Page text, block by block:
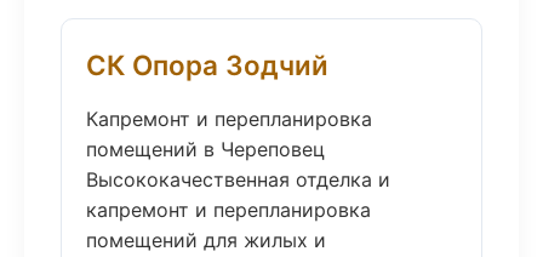
СК Опора Зодчий
Капремонт и перепланировка
помещений в Череповец
Высококачественная отделка и
капремонт и перепланировка
помещений для жилых и